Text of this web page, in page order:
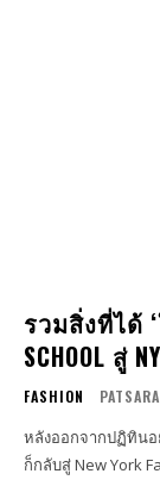
รวมสิ่งที่ได้
SCHOOL สู่
FASHION
หลังออกจากปฏิทินอ
ก็กลับสู่ New York